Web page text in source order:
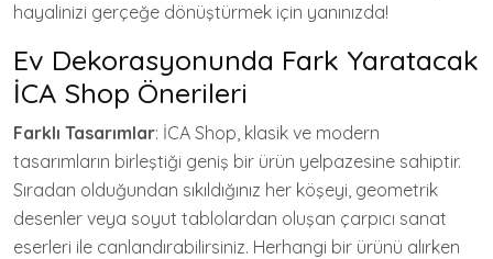
hayalinizi gerçeğe dönüştürmek için yanınızda!
Ev Dekorasyonunda Fark Yaratacak
İCA Shop Önerileri
Farklı Tasarımlar: İCA Shop, klasik ve modern
tasarımların birleştiği geniş bir ürün yelpazesine sahiptir.
Sıradan olduğundan sıkıldığınız her köşeyi, geometrik
desenler veya soyut tablolardan oluşan çarpıcı sanat
eserleri ile canlandırabilirsiniz. Herhangi bir ürünü alırken